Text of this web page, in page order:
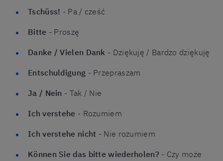
Tschüss! - Pa / cześć
Bitte - Proszę
Danke / Vielen Dank - Dziękuję / Bardzo dziękuję
Entschuldigung - Przepraszam
Ja / Nein - Tak / Nie
Ich verstehe - Rozumiem
Ich verstehe nicht - Nie rozumiem
Können Sie das bitte wiederholen? - Czy może